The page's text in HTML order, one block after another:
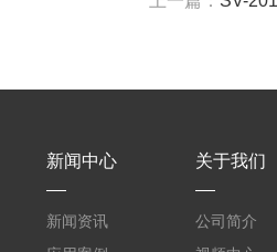
新闻中心
新闻资讯
关于我们
公司简介